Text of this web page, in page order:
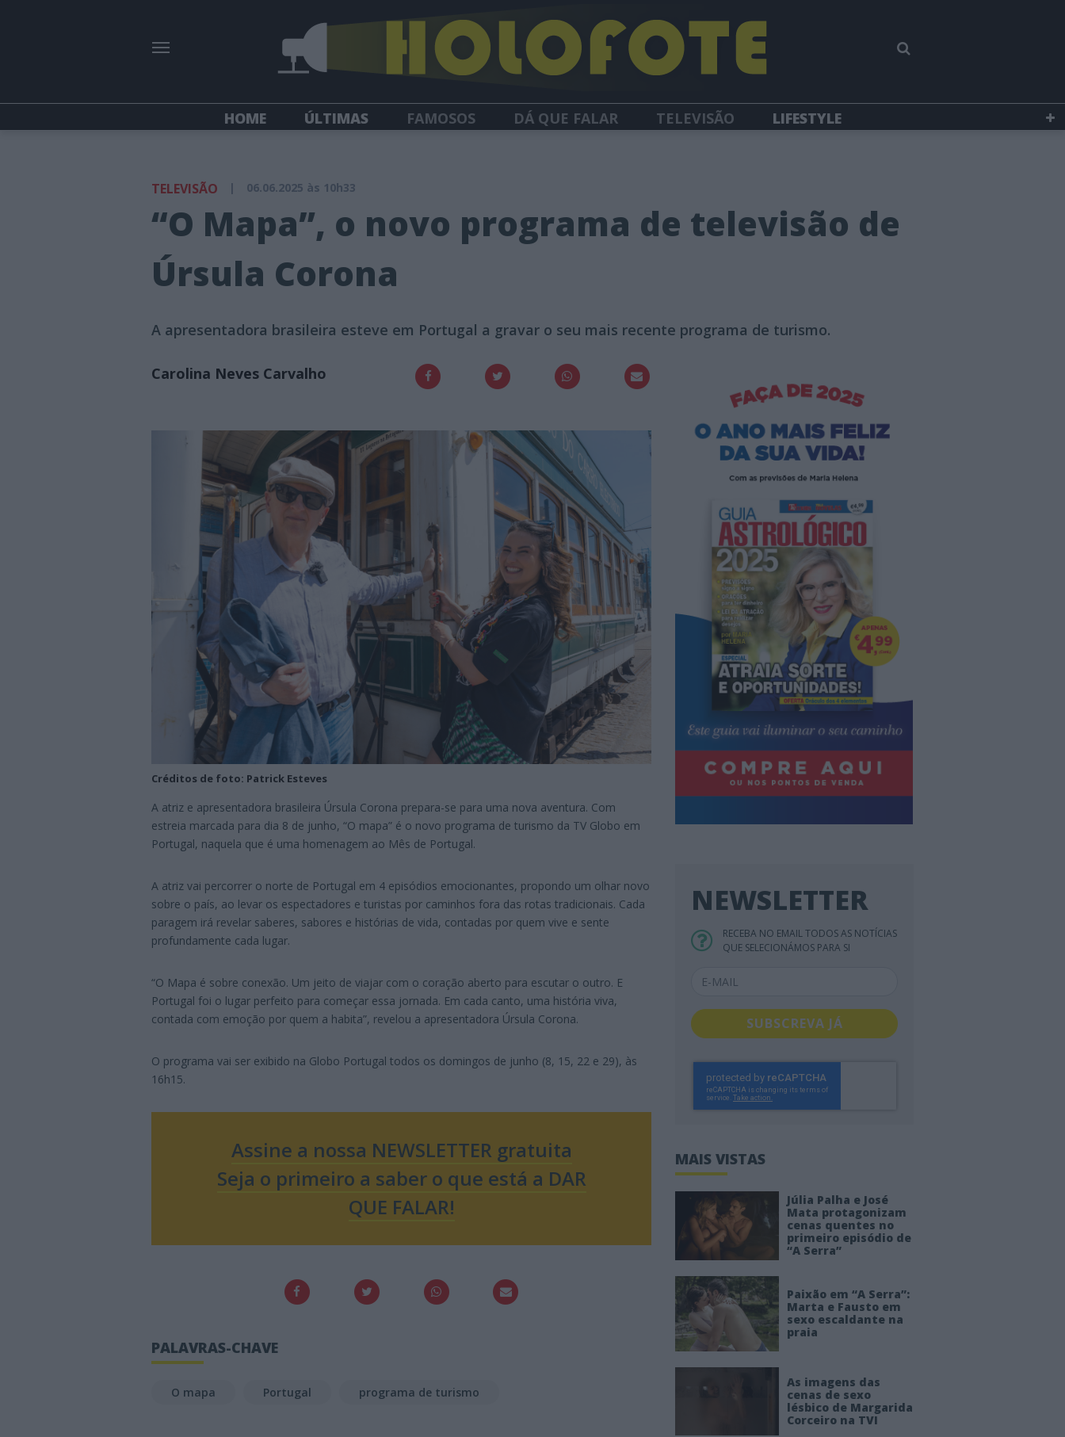
HOME ÚLTIMAS FAMOSOS DÁ QUE FALAR TELEVISÃO
LIFESTYLE
TELEVISÃO | 06.06.2025 às 10h33
“O Mapa”, o novo programa de televisão de
Úrsula Corona
A apresentadora brasileira esteve em Portugal a gravar o seu mais recente programa de turismo.
Carolina Neves Carvalho
Créditos de foto: Patrick Esteves
A atriz e apresentadora brasileira Úrsula Corona prepara-se para uma nova aventura. Com
estreia marcada para dia 8 de junho, “O mapa” é o novo programa de turismo da TV Globo em
Portugal, naquela que é uma homenagem ao Mês de Portugal.
A atriz vai percorrer o norte de Portugal em 4 episódios emocionantes, propondo um olhar novo
sobre o país, ao levar os espectadores e turistas por caminhos fora das rotas tradicionais. Cada
paragem irá revelar saberes, sabores e histórias de vida, contadas por quem vive e sente
profundamente cada lugar.
“O Mapa é sobre conexão. Um jeito de viajar com o coração aberto para escutar o outro. E
Portugal foi o lugar perfeito para começar essa jornada. Em cada canto, uma história viva,
contada com emoção por quem a habita”, revelou a apresentadora Úrsula Corona.
O programa vai ser exibido na Globo Portugal todos os domingos de junho (8, 15, 22 e 29), às
16h15.
Assine a nossa NEWSLETTER gratuita
Seja o primeiro a saber o que está a DAR
QUE FALAR!
PALAVRAS-CHAVE
O mapa Portugal programa de turismo
NEWSLETTER
RECEBA NO EMAIL TODOS AS NOTÍCIAS
QUE SELECIONÁMOS PARA SI
SUBSCREVA JÁ
MAIS VISTAS
Júlia Palha e José
Mata protagonizam
cenas quentes no
primeiro episódio de
“A Serra”
Paixão em “A Serra”:
Marta e Fausto em
sexo escaldante na
praia
As imagens das
cenas de sexo
lésbico de Margarida
Corceiro na TVI